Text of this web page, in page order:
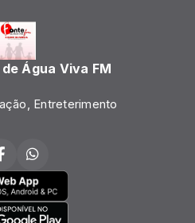
Água Viva FM
Entreterimento